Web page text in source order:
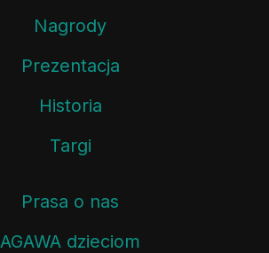
Nagrody
Prezentacja
Historia
Targi
Prasa o nas
AGAWA dzieciom